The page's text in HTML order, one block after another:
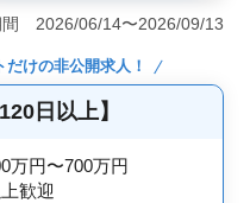
ど多岐にわたります。
中心で、スズキ車やマ
ば50代以上も歓迎して
二日制です。 ＜業務
整備、部品の交換・
グなど様々な業務があ
います。 ＜待遇や環
車通勤の可否、そして
間 2026/06/14〜2026/09/13
だけの非公開求人！
日以上】
万円〜700万円
歓迎